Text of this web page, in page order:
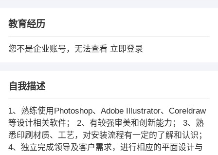
教育经历
您不是企业账号，无法查看 立即登录
自我描述
1、熟练使用Photoshop、Adobe Illustrator、Coreldraw
等设计相关软件； 2、有较强审美和创新能力； 3、熟
悉印刷材质、工艺，对安装流程有一定的了解和认识；
4、独立完成领导及客户需求，进行相应的平面设计与